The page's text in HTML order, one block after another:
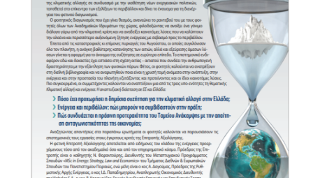
VISITING PROFESSORS
LABORATORY TEACHING STAFF
SPECIAL TECHNICAL LABORATORY STAFF
ADMINISTRATIVE STAFF
POSTDOCTORAL RESEARCHERS
UNDERGRADUATE STUDIES